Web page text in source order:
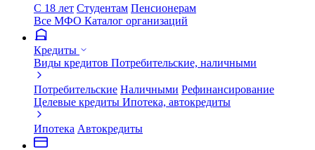
С 18 лет Студентам Пенсионерам
Все МФО Каталог организаций
Кредиты
Виды кредитов Потребительские, наличными
Потребительские Наличными Рефинансирование
Целевые кредиты Ипотека, автокредиты
Ипотека Автокредиты